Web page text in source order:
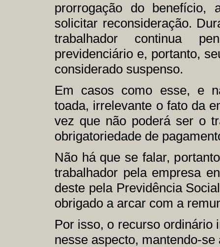
prorrogação do
solicitar reconsideração.
trabalhador continua
previdenciário e, portanto,
considerado suspenso.
Em casos como esse, e
toada, irrelevante o fato da
vez que não poderá ser o
obrigatoriedade de
Não há que se falar,
trabalhador pela empresa
deste pela Previdência
obrigado a arcar com a
Por isso, o recurso ordinário
nesse aspecto, mantendo-se